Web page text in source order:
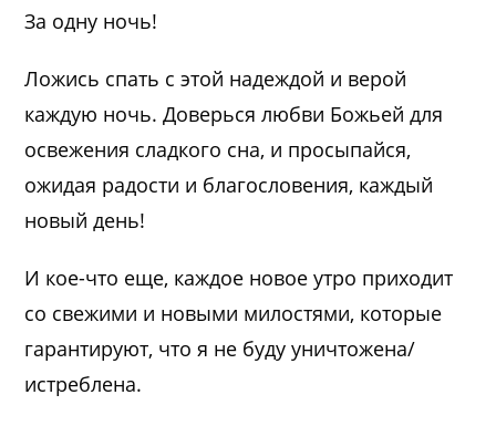
За одну ночь!
Ложись спать с этой надеждой и верой
каждую ночь. Доверься любви Божьей для
освежения сладкого сна, и просыпайся,
ожидая радости и благословения, каждый
новый день!
И кое-что еще, каждое новое утро приходит
со свежими и новыми милостями, которые
гарантируют, что я не буду уничтожена/
истреблена.